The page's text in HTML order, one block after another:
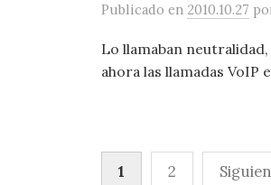
Publicado en 2010.10.27
Lo llamaban
ahora las llamadas VoIP
Paginación
1 2